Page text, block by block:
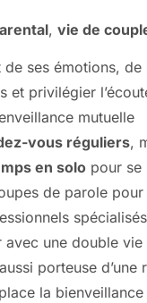
, vie de
de ses émotions,
et privilégier
mutuelle
vous réguliers,
en solo pour se
de parole pour
avec une double
porteuse d’une
la